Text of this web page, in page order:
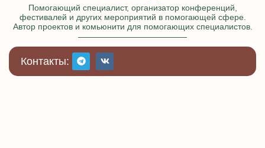
Помогающий специалист, организатор конференций,
фестивалей и других мероприятий в помогающей сфере.
Автор проектов и комьюнити для помогающих специалистов.
Контакты: